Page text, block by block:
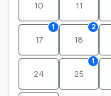
10 11
17
1
18
2
24 25
1